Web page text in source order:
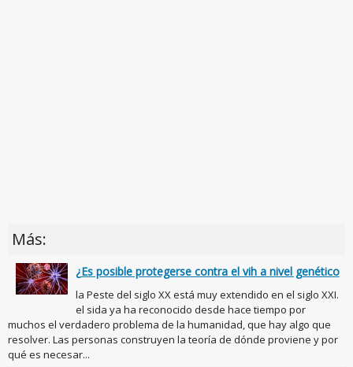
Más:
¿Es posible protegerse contra el vih a nivel genético
la Peste del siglo XX está muy extendido en el siglo XXI.
el sida ya ha reconocido desde hace tiempo por
muchos el verdadero problema de la humanidad, que hay algo que
resolver. Las personas construyen la teoría de dónde proviene y por
qué es necesar...